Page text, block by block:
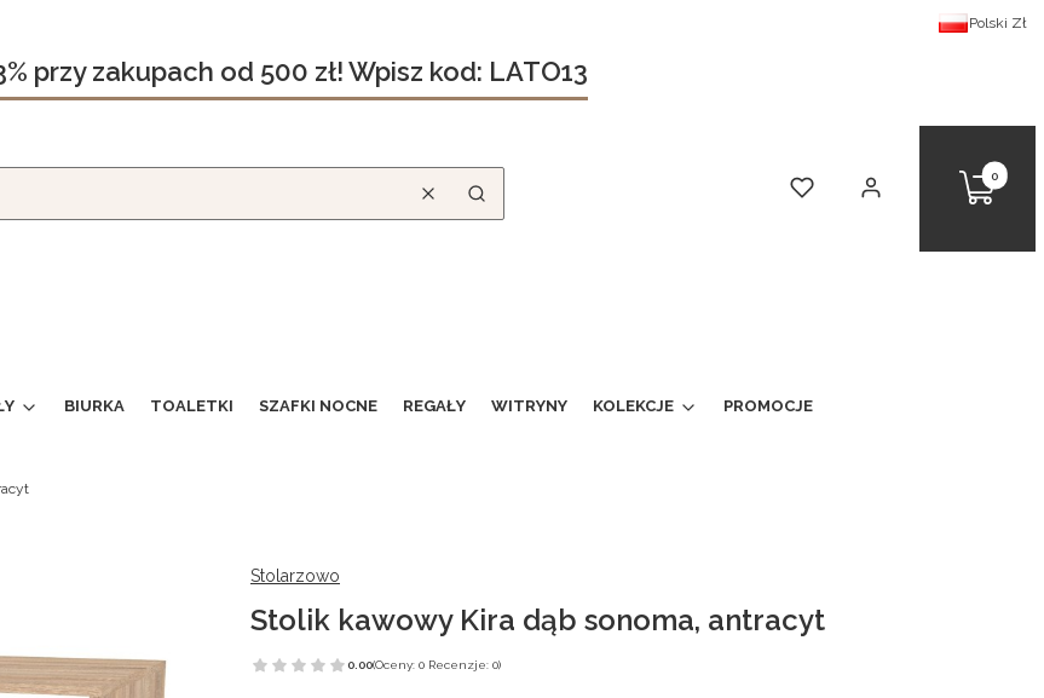
Polski Zł
przy zakupach od 500 zł! Wpisz kod: LATO13
WyczyśćSzukaj
Ulubione Zaloguj się Produkty
Koszyk
BIURKA TOALETKI SZAFKI NOCNE REGAŁY WITRYNY KOLEKCJE PROMOCJE
Stolarzowo
Stolik kawowy Kira dąb sonoma, antracyt
0.00(Oceny: 0 Recenzje: 0)